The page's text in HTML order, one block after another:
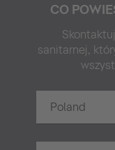
CO
sanitarnej,
Poland